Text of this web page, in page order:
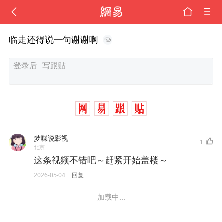
临走还得说一句谢谢啊
梦喋说影视
北京
1
这条视频不错吧～赶紧开始盖楼～
2026-05-04 回复
加载中...